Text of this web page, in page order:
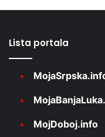
Lista portala
MojDoboj.info